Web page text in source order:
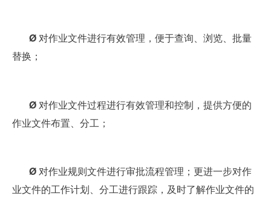
Ø对作业文件进行有效管理，便于查询、浏览、批量
替换；
Ø 对作业文件过程进行有效管理和控制，提供方便的
作业文件布置、分工；
Ø对作业规则文件进行审批流程管理；更进一步对作
业文件的工作计划、分工进行跟踪，及时了解作业文件的